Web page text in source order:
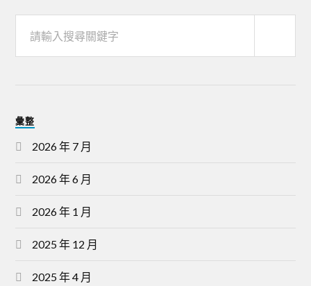
彙整
2026 年 7 月
2026 年 6 月
2026 年 1 月
2025 年 12 月
2025 年 4 月